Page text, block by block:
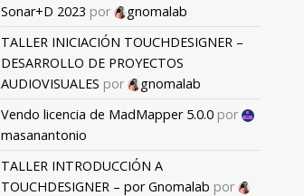
Sonar+D 2023 por
gnomalab
TALLER INICIACIÓN TOUCHDESIGNER –
DESARROLLO DE PROYECTOS
AUDIOVISUALES por
gnomalab
Vendo licencia de MadMapper 5.0.0 por
masanantonio
TALLER INTRODUCCIÓN A
TOUCHDESIGNER – por Gnomalab por